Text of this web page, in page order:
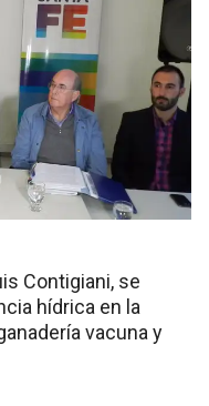
Contigiani, se
hídrica en la
vacuna y